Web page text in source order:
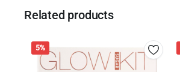
Related products
5%